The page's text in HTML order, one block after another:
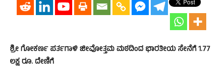
ಶ್ರೀ ಗೋಕರ್ಣ ಪರ್ತಗಾಳಿ ಜೀವೋತ್ತಮ ಮಠದಿಂದ ಭಾರತೀಯ ಸೇನೆಗೆ 1.77
ಲಕ್ಷ ರೂ. ದೇಣಿಗೆ